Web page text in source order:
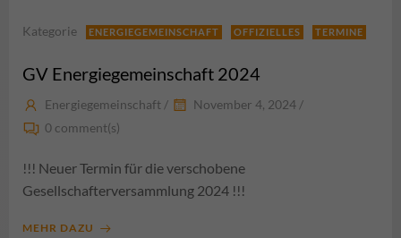
Kategorie ENERGIEGEMEINSCHAFT OFFIZIELLES TERMINE
GV Energiegemeinschaft 2024
Energiegemeinschaft / November 4, 2024 /
0 comment(s)
!!! Neuer Termin für die verschobene
Gesellschafterversammlung 2024 !!!
MEHR DAZU